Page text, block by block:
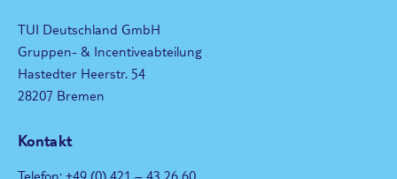
TUI Deutschland GmbH
Gruppen- & Incentiveabteilung
Hastedter Heerstr. 54
28207 Bremen
Kontakt
Telefon: +49 (0) 421 – 43 26 60